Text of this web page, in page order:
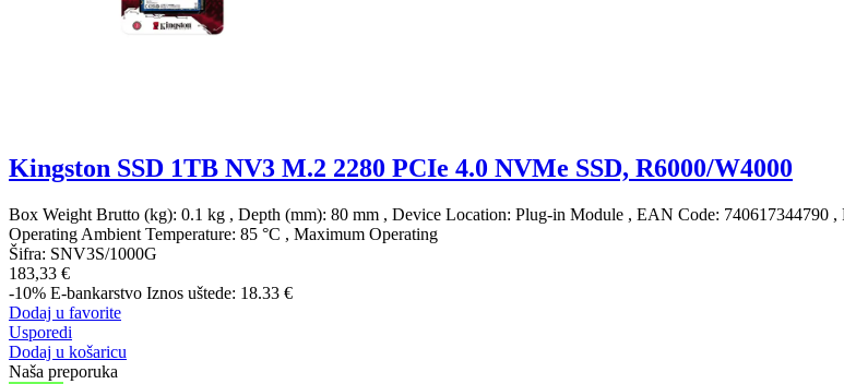
Kingston SSD 1TB NV3 M.2 2280 PCIe 4.0 NVMe SSD, R6000/W4000
Box Weight Brutto (kg): 0.1 kg , Depth (mm): 80 mm , Device Location: Plug-in Module , EAN Code:
Operating Ambient Temperature: 85 °C , Maximum Operating
Šifra: SNV3S/1000G
183,33 €
-10% E-bankarstvo Iznos uštede: 18.33 €
Dodaj u favorite
Usporedi
Dodaj u košaricu
Naša preporuka